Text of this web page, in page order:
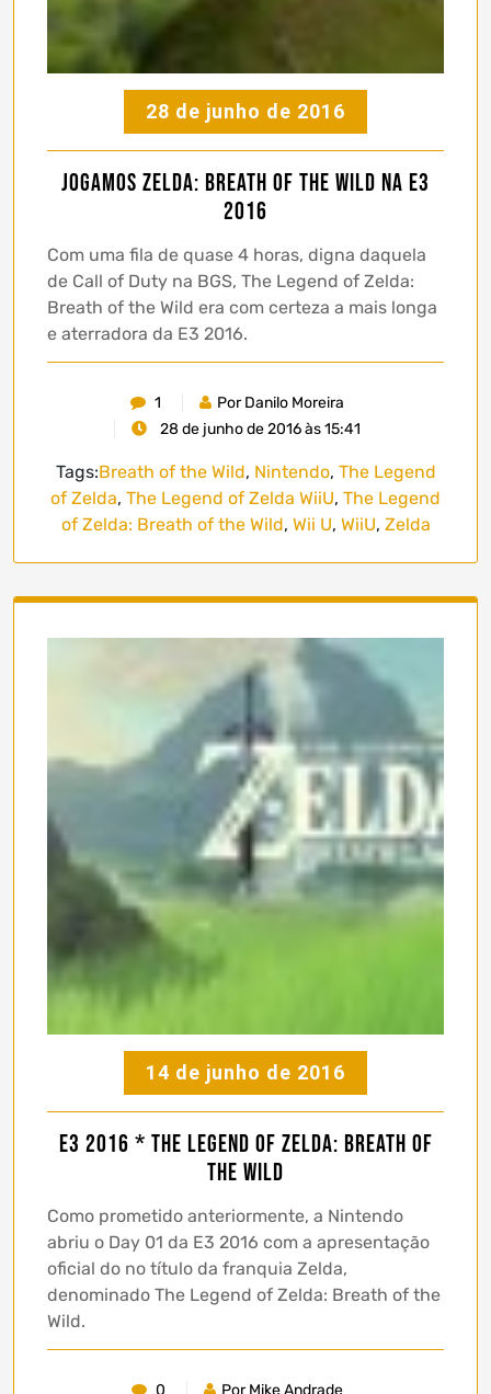
28 de junho de 2016
Jogamos Zelda: Breath of the Wild na E3
2016
Com uma fila de quase 4 horas, digna daquela
de Call of Duty na BGS, The Legend of Zelda:
Breath of the Wild era com certeza a mais longa
e aterradora da E3 2016.
1
Por Danilo Moreira
28 de junho de 2016 às 15:41
Tags:Breath of the Wild, Nintendo, The Legend
of Zelda, The Legend of Zelda WiiU, The Legend
of Zelda: Breath of the Wild, Wii U, WiiU, Zelda
14 de junho de 2016
E3 2016 * The Legend of Zelda: Breath of
the Wild
Como prometido anteriormente, a Nintendo
abriu o Day 01 da E3 2016 com a apresentação
oficial do no título da franquia Zelda,
denominado The Legend of Zelda: Breath of the
Wild.